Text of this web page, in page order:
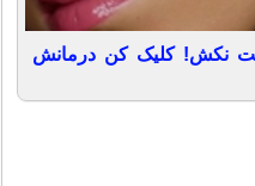
نکش! کلیک کن درمانش